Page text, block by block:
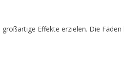
Effekte erzielen. Die